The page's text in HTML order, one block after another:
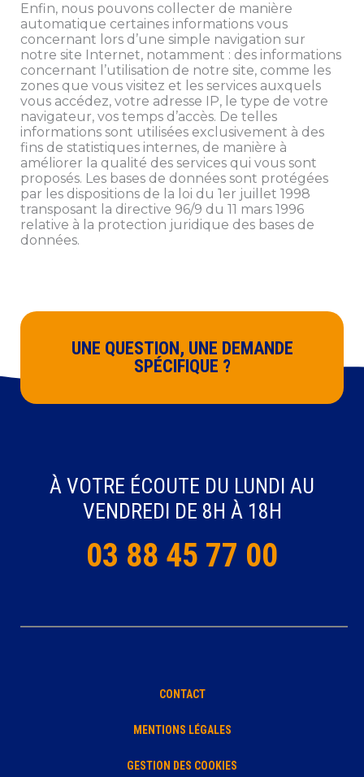
Enfin, nous pouvons collecter de manière
automatique certaines informations vous
concernant lors d’une simple navigation sur
notre site Internet, notamment : des informations
concernant l’utilisation de notre site, comme les
zones que vous visitez et les services auxquels
vous accédez, votre adresse IP, le type de votre
navigateur, vos temps d’accès. De telles
informations sont utilisées exclusivement à des
fins de statistiques internes, de manière à
améliorer la qualité des services qui vous sont
proposés. Les bases de données sont protégées
par les dispositions de la loi du 1er juillet 1998
transposant la directive 96/9 du 11 mars 1996
relative à la protection juridique des bases de
données.
UNE QUESTION, UNE DEMANDE
SPÉCIFIQUE ?
À VOTRE ÉCOUTE DU LUNDI AU
VENDREDI DE 8H À 18H
03 88 45 77 00
CONTACT
MENTIONS LÉGALES
GESTION DES COOKIES